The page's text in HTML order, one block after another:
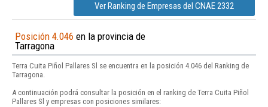
Ver Ranking de Empresas del CNAE 2332
Posición 4.046 en la provincia de
Tarragona
Terra Cuita Piñol Pallares Sl se encuentra en la posición 4.046 del Ranking de
Tarragona.
A continuación podrá consultar la posición en el ranking de Terra Cuita Piñol
Pallares Sl y empresas con posiciones similares: